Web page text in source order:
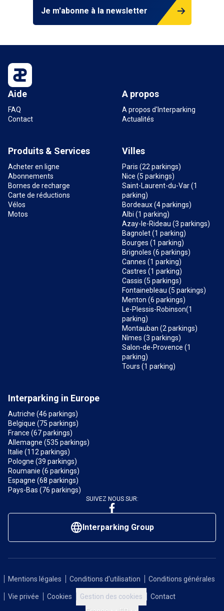
Je m'abonne à la newsletter
Aide
FAQ
Contact
A propos
A propos d'Interparking
Actualités
Produits & Services
Acheter en ligne
Abonnements
Bornes de recharge
Carte de réductions
Vélos
Motos
Villes
Paris (22 parkings)
Nice (5 parkings)
Saint-Laurent-du-Var (1
parking)
Bordeaux (4 parkings)
Albi (1 parking)
Azay-le-Rideau (3 parkings)
Bagnolet (1 parking)
Bourges (1 parking)
Brignoles (6 parkings)
Cannes (1 parking)
Castres (1 parking)
Cassis (5 parkings)
Fontainebleau (5 parkings)
Menton (6 parkings)
Le-Plessis-Robinson(1
parking)
Montauban (2 parkings)
Nîmes (3 parkings)
Salon-de-Provence (1
parking)
Tours (1 parking)
Interparking in Europe
Autriche (46 parkings)
Belgique (75 parkings)
France (67 parkings)
Allemagne (535 parkings)
Italie (112 parkings)
Pologne (39 parkings)
Roumanie (6 parkings)
Espagne (68 parkings)
Pays-Bas (76 parkings)
SUIVEZ NOUS SUR:
Interparking Group
Mentions légales Conditions d'utilisation Conditions générales
Vie privée Cookies Gestion des cookies Contact